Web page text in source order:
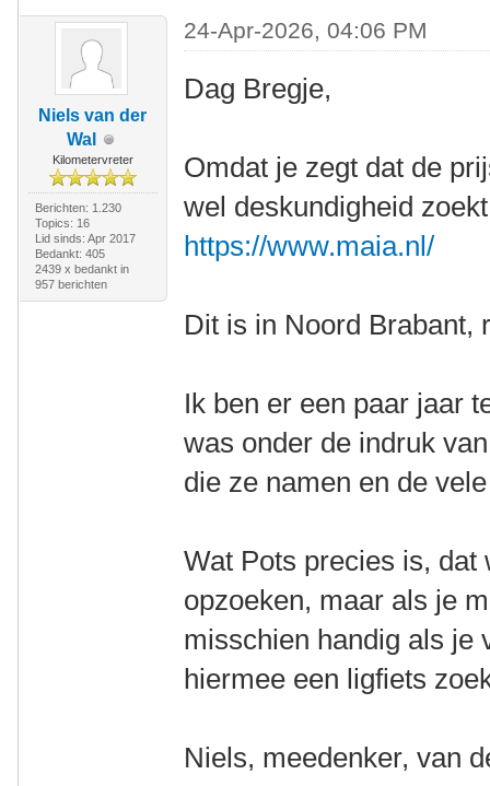
Niels van der
Wal
Kilometervreter
Berichten: 1.230
Topics: 16
Lid sinds: Apr 2017
Bedankt: 405
2439 x bedankt in
957 berichten
24-Apr-2026, 04:06 PM
Dag Bregje,
Omdat je zegt dat de
wel deskundigheid
https://www.maia.nl/
Dit is in Noord Brabant,
Ik ben er een paar jaar
was onder de indruk
die ze namen en de
Wat Pots precies is, dat
opzoeken, maar als je
misschien handig als je
hiermee een ligfiets
Niels, meedenker, van